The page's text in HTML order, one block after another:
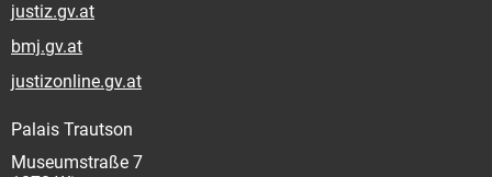
justiz.gv.at
bmj.gv.at
justizonline.gv.at
Palais Trautson
Museumstraße 7